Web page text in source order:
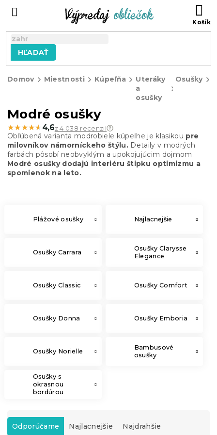
HĽADAŤ
Domov Miestnosti Kúpeľňa
Uteráky
a
osušky
Osušky
Modré osušky
★★★★★
★★★★★ 4,6z 4 038 recenzií
Obľúbená varianta modrobiele kúpeľne je klasikou pre
milovníkov námorníckeho štýlu. Detaily v modrých
farbách pôsobí neobvyklým a upokojujúcim dojmom.
Modré osušky dodajú interiéru štipku optimizmu a
spomienok na leto.
Plážové osušky Najlacnejšie
Osušky Carrara
Osušky Clarysse
Elegance
Osušky Classic Osušky Comfort
Osušky Donna Osušky Emboria
Osušky Norielle
Bambusové
osušky
Osušky s
okrasnou
bordúrou
R
aOdporúčame Najlacnejšie Najdrahšie